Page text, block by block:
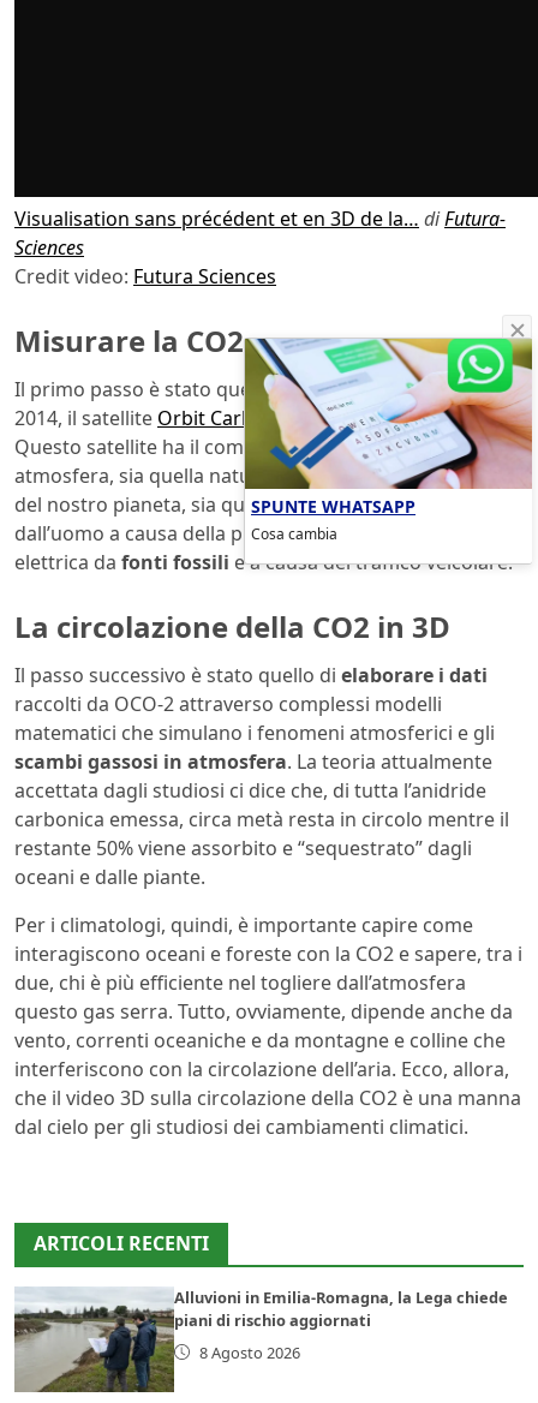
Visualisation sans précédent et en 3D de la… diFutura-
Sciences
Credit video: Futura Sciences
Misurare la CO2
Il primo passo è stato quello di lanciare in orbita, nel
2014, il satellite Orbit Carbon Observatory 2 (OCO-2).
Questo satellite ha il compito di misurare la CO2 in
atmosfera, sia quella naturalmente presente nell’aria
del nostro pianeta, sia quella emessa quotidianamente
dall’uomo a causa della produzione di calore ed energia
elettrica da fonti fossili e a causa del traffico veicolare.
La circolazione della CO2 in 3D
Il passo successivo è stato quello di elaborare i dati
raccolti da OCO-2 attraverso complessi modelli
matematici che simulano i fenomeni atmosferici e gli
scambi gassosi in atmosfera. La teoria attualmente
accettata dagli studiosi ci dice che, di tutta l’anidride
carbonica emessa, circa metà resta in circolo mentre il
restante 50% viene assorbito e “sequestrato” dagli
oceani e dalle piante.
Per i climatologi, quindi, è importante capire come
interagiscono oceani e foreste con la CO2 e sapere, tra i
due, chi è più efficiente nel togliere dall’atmosfera
questo gas serra. Tutto, ovviamente, dipende anche da
vento, correnti oceaniche e da montagne e colline che
interferiscono con la circolazione dell’aria. Ecco, allora,
che il video 3D sulla circolazione della CO2 è una manna
dal cielo per gli studiosi dei cambiamenti climatici.
ARTICOLI RECENTI
Alluvioni in Emilia-Romagna, la Lega chiede
piani di rischio aggiornati
8 Agosto 2026
SPUNTE WHATSAPP
Cosa cambia